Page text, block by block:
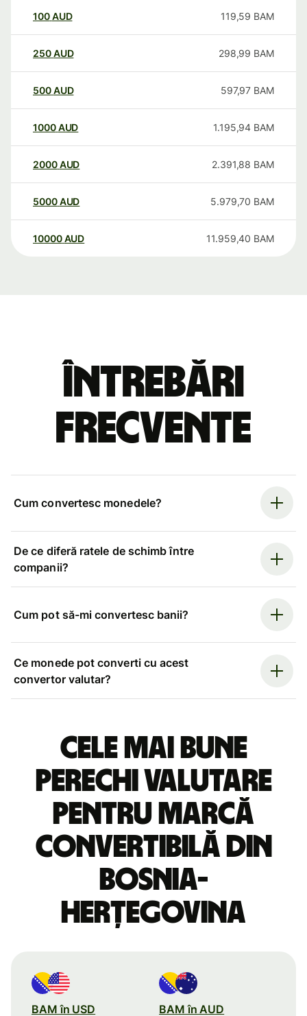
100AUD 119,59 BAM
250AUD 298,99 BAM
500AUD 597,97 BAM
1000AUD 1.195,94 BAM
2000AUD 2.391,88 BAM
5000AUD 5.979,70 BAM
10000 AUD 11.959,40 BAM
Întrebări
frecvente
Cum convertesc monedele?
De ce diferă ratele de schimb între
companii?
Cum pot să-mi convertesc banii?
Ce monede pot converti cu acest
convertor valutar?
Cele mai bune
perechi valutare
pentru marcă
convertibilă din
Bosnia-
Herțegovina
BAM în USD BAM în AUD